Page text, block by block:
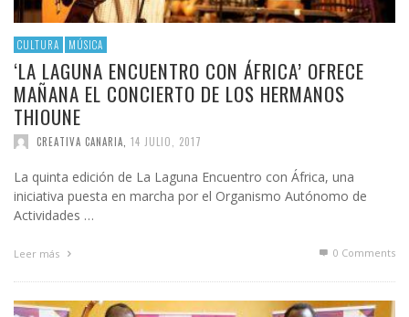
CULTURA MÚSICA
‘LA LAGUNA ENCUENTRO CON ÁFRICA’ OFRECE
MAÑANA EL CONCIERTO DE LOS HERMANOS
THIOUNE
CREATIVA CANARIA 14 JULIO, 2017
La quinta edición de La Laguna Encuentro con África, una
iniciativa puesta en marcha por el Organismo Autónomo de
Actividades …
Leer más 0 Comments